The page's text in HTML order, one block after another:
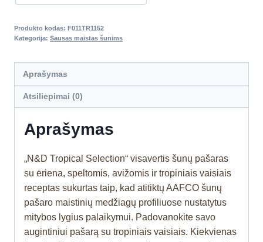
Produkto kodas: F011TR1152
Kategorija: Sausas maistas šunims
Aprašymas
Atsiliepimai (0)
Aprašymas
„N&D Tropical Selection“ visavertis šunų pašaras
su ėriena, speltomis, avižomis ir tropiniais vaisiais
receptas sukurtas taip, kad atitiktų AAFCO šunų
pašaro maistinių medžiagų profiliuose nustatytus
mitybos lygius palaikymui. Padovanokite savo
augintiniui pašarą su tropiniais vaisiais. Kiekvienas